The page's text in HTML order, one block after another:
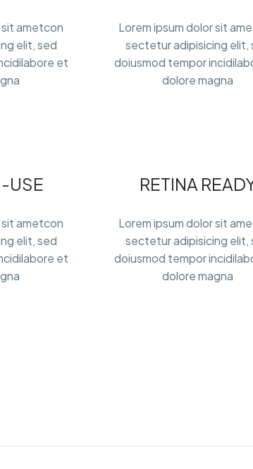
sit ametcon
elit, sed
et
Lorem ipsum dolor sit
sectetur adipisicing elit,
doiusmod tempor
dolore magna
USE
sit ametcon
elit, sed
et
RETINA
Lorem ipsum dolor sit
sectetur adipisicing elit,
doiusmod tempor
dolore magna